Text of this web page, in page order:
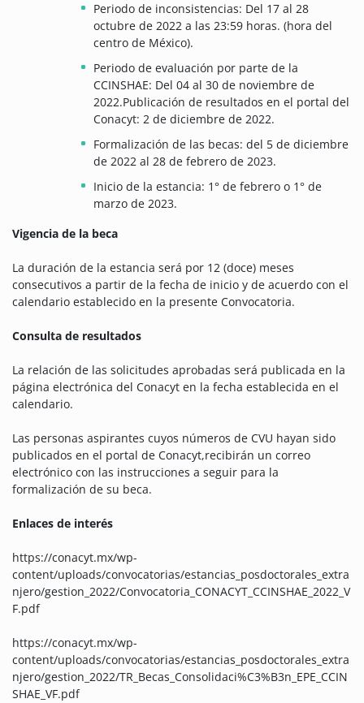
Periodo de inconsistencias: Del 17 al 28
octubre de 2022 a las 23:59 horas. (hora del
centro de México).
Periodo de evaluación por parte de la
CCINSHAE: Del 04 al 30 de noviembre de
2022.Publicación de resultados en el portal del
Conacyt: 2 de diciembre de 2022.
Formalización de las becas: del 5 de diciembre
de 2022 al 28 de febrero de 2023.
Inicio de la estancia: 1° de febrero o 1° de
marzo de 2023.
Vigencia de la beca
La duración de la estancia será por 12 (doce) meses
consecutivos a partir de la fecha de inicio y de acuerdo con el
calendario establecido en la presente Convocatoria.
Consulta de resultados
La relación de las solicitudes aprobadas será publicada en la
página electrónica del Conacyt en la fecha establecida en el
calendario.
Las personas aspirantes cuyos números de CVU hayan sido
publicados en el portal de Conacyt,recibirán un correo
electrónico con las instrucciones a seguir para la
formalización de su beca.
Enlaces de interés
https://conacyt.mx/wp-
content/uploads/convocatorias/estancias_posdoctorales_extra
njero/gestion_2022/Convocatoria_CONACYT_CCINSHAE_2022_V
F.pdf
https://conacyt.mx/wp-
content/uploads/convocatorias/estancias_posdoctorales_extra
njero/gestion_2022/TR_Becas_Consolidaci%C3%B3n_EPE_CCIN
SHAE_VF.pdf